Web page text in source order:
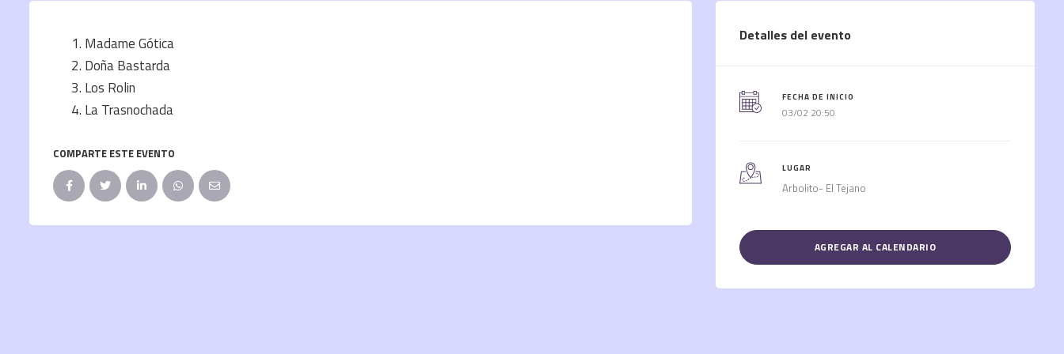
Madame Gótica
Doña Bastarda
Los Rolin
La Trasnochada
COMPARTE ESTE EVENTO
Detalles del evento
FECHA DE INICIO
03/02 20:50
LUGAR
Arbolito- El Tejano
AGREGAR AL CALENDARIO